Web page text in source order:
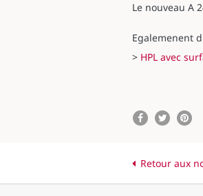
Le nouveau A
Egalemenent
> HPL avec
Retour aux